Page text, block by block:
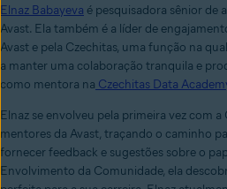
Elnaz Babayeva é pesquisadora sênior de
Avast. Ela também é a líder de
Avast e pela Czechitas, uma função na
a manter uma colaboração tranquila e
como mentora na Czechitas Data
Elnaz se envolveu pela primeira vez com
mentores da Avast, traçando o caminho
fornecer feedback e sugestões sobre o
Envolvimento da Comunidade, ela